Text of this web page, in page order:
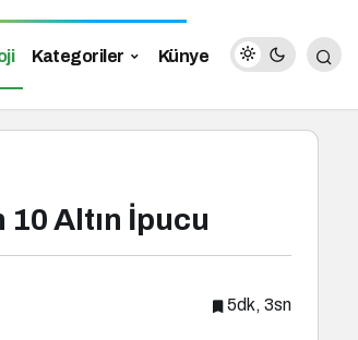
Kategoriler Künye
Altın İpucu
5dk, 3sn